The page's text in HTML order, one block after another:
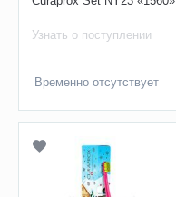
Узнать о поступлении
Временно отсутствует